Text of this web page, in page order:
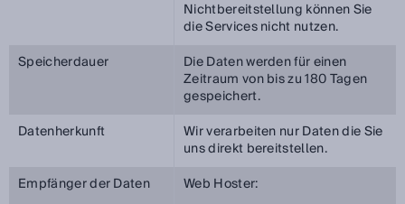
Nichtbereitstellung können Sie
die Services nicht nutzen.
Speicherdauer
Die Daten werden für einen
Zeitraum von bis zu 180 Tagen
gespeichert.
Datenherkunft
Wir verarbeiten nur Daten die Sie
uns direkt bereitstellen.
Empfänger der Daten
Web Hoster: